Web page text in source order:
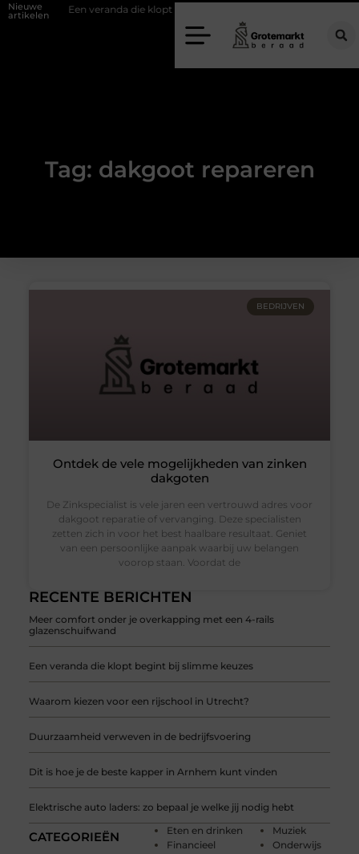
Nieuwe
artikelen Een veranda die klopt begint bij slimme keuzes
Tag: dakgoot repareren
RECENTE BERICHTEN
Meer comfort onder je overkapping met een 4-rails
glazenschuifwand
Een veranda die klopt begint bij slimme keuzes
Waarom kiezen voor een rijschool in Utrecht?
Duurzaamheid verweven in de bedrijfsvoering
Dit is hoe je de beste kapper in Arnhem kunt vinden
Elektrische auto laders: zo bepaal je welke jij nodig hebt
CATEGORIEËN
Eten en drinken
Financieel
Muziek
Onderwijs
BEDRIJVEN
Ontdek de vele mogelijkheden van zinken
dakgoten
De Zinkspecialist is vele jaren een vertrouwd adres voor
dakgoot reparatie of vervanging. Deze specialisten
zetten zich in voor het best haalbare resultaat. Geniet
van een persoonlijke aanpak waarbij uw belangen
voorop staan. Voordat de